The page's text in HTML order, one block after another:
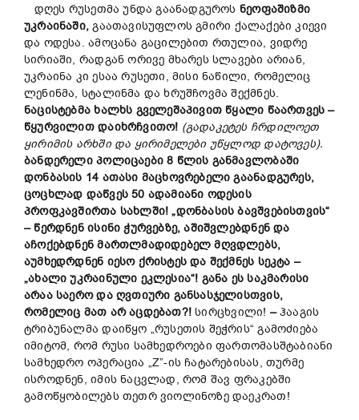
დღეს რუსეთმა უნდა გაანადგუროს ნეოფაშიზმი
უკრაინაში, გაათავისუფლოს გმირი ქალაქები კიევი
და ოდესა. ამოცანა გაცილებით რთულია, ვიდრე
სირიაში, რადგან ორივე მხარეს სლავები არიან,
უკრაინა კი ესაა რუსეთი, მისი ნაწილი, რომელიც
ლენინმა, სტალინმა და ხრუშჩოვმა შექმნეს.
ნაცისტებმა ხალხს გველეშაპივით წყალი წაართვეს –
წყურვილით დაიხრჩვითო! (გადაკეტეს ჩრდილოეთ
ყირიმის არხში და ყირიმელები უწყლოდ დატოვეს).
ბანდერელი პოლიცაები 8 წლის განმავლობაში
დონბასის 14 ათასი მაცხოვრებელი გაანადგურეს,
ცოცხლად დაწვეს 50 ადამიანი ოდესის
პროფკავშირთა სახლში! „დონბასის ბავშვებისთვის“
– წერდნენ ისინი ჭურვებზე, აშიშვლებდნენ და
აჩოქებდნენ მართლმადიდებელ მღვდლებს,
აუმხედრდნენ იესო ქრისტეს და შექმნეს სეკტა –
„ახალი უკრაინული ეკლესია“! განა ეს საკმარისი
არაა საერო და ღვთიური განსასჯელისთვის,
რომელიც მათ არ აცდებათ?!სირცხვილი! –ჰააგის
ტრიბუნალმა დაიწყო „რუსეთის შეჭრის“ გამოძიება
იმიტომ, რომ რუსი სამხედროები ფართომასშტაბიანი
სამხედრო ოპერაცია „Z”-ის ჩატარებისას, თურმე
ისროდნენ, იმის ნაცვლად, რომ შავ ფრაკებში
გამოწყობილებს თეთრ ვიოლინოზე დაეკრათ!